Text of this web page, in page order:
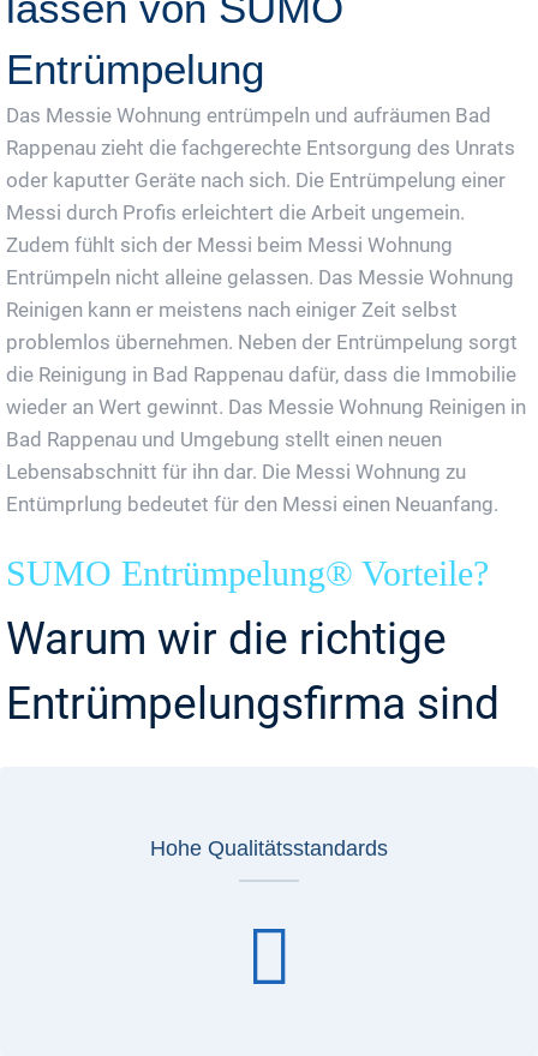
Entrümpelung
Das Messie Wohnung entrümpeln und aufräumen Bad
Rappenau zieht die fachgerechte Entsorgung des Unrats
oder kaputter Geräte nach sich. Die Entrümpelung einer
Messi durch Profis erleichtert die Arbeit ungemein.
Zudem fühlt sich der Messi beim Messi Wohnung
Entrümpeln nicht alleine gelassen. Das Messie Wohnung
Reinigen kann er meistens nach einiger Zeit selbst
problemlos übernehmen. Neben der Entrümpelung sorgt
die Reinigung in Bad Rappenau dafür, dass die Immobilie
wieder an Wert gewinnt. Das Messie Wohnung Reinigen in
Bad Rappenau und Umgebung stellt einen neuen
Lebensabschnitt für ihn dar. Die Messi Wohnung zu
Entümprlung bedeutet für den Messi einen Neuanfang.
SUMO Entrümpelung® Vorteile?
Warum wir die richtige
Entrümpelungsfirma sind
Hohe Qualitätsstandards